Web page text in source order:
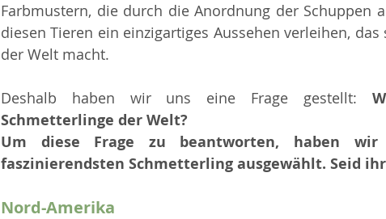
Farbmustern, die durch die Anordnung der Schuppen
diesen Tieren ein einzigartiges Aussehen verleihen,
der Welt macht.
Deshalb haben wir uns eine Frage gestellt:
Schmetterlinge der Welt?
Um diese Frage zu beantworten, haben
faszinierendsten Schmetterling ausgewählt. Seid
Nord-Amerika